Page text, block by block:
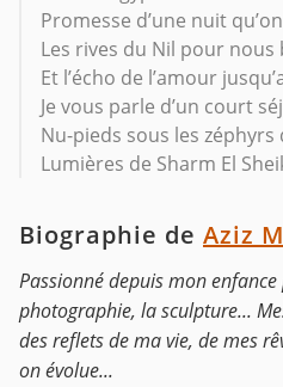
Promesse d’une nuit
Les rives du Nil pour nous
Et l’écho de l’amour
Je vous parle d’un court
Nu-pieds sous les
Lumières de Sharm El
Biographie de Aziz
Passionné depuis mon
photographie, la sculpture...
des reflets de ma vie, de mes
on évolue...